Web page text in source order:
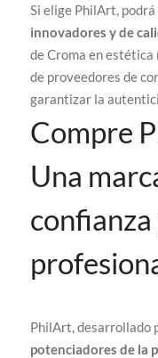
Si elige PhilArt,
innovadores y de
de Croma en estética
de proveedores de
garantizar la
Compre
Una
confianza
PhilArt, desarrollado
potenciadores de la